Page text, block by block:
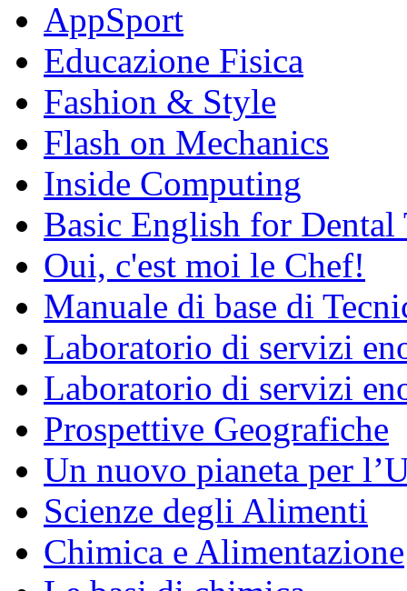
AppSport
Educazione Fisica
Fashion & Style
Flash on Mechanics
Inside Computing
Basic English for Dental
Oui, c'est moi le Chef!
Manuale di base di
Laboratorio di servizi
Laboratorio di servizi
Prospettive Geografiche
Un nuovo pianeta per
Scienze degli Alimenti
Chimica e Alimentazione